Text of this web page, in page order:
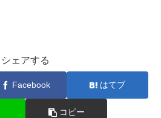
シェアする
Facebook はてブ
コピー